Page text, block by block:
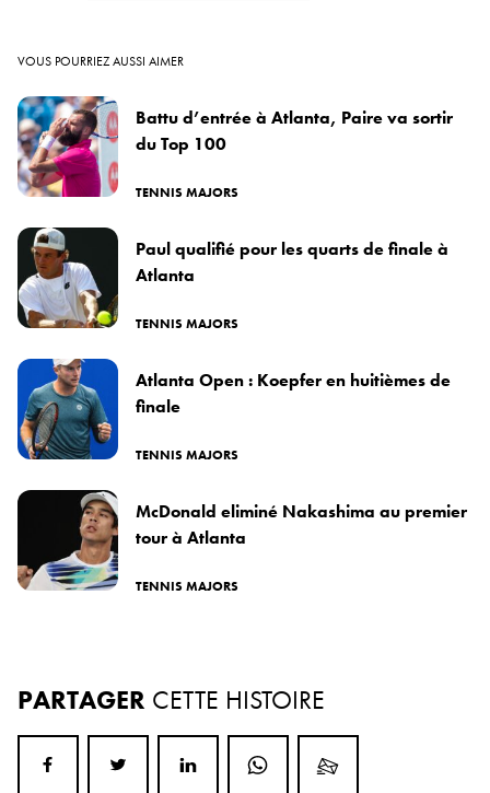
VOUS POURRIEZ AUSSI AIMER
Battu d’entrée à Atlanta, Paire va sortir
du Top 100
TENNIS MAJORS
Paul qualifié pour les quarts de finale à
Atlanta
TENNIS MAJORS
Atlanta Open : Koepfer en huitièmes de
finale
TENNIS MAJORS
McDonald eliminé Nakashima au premier
tour à Atlanta
TENNIS MAJORS
PARTAGER CETTE HISTOIRE